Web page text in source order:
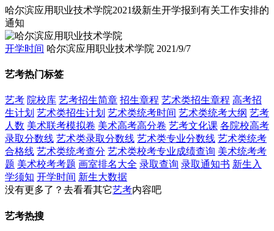
哈尔滨应用职业技术学院2021级新生开学报到有关工作安排的
通知
开学时间 哈尔滨应用职业技术学院 2021/9/7
艺考热门标签
艺考 院校库 艺考招生简章 招生章程 艺术类招生章程 高考招
生计划 艺术类招生计划 艺术类统考时间 艺术类统考大纲 艺考
人数 美术联考模拟卷 美术高考高分卷 艺考文化课 各院校高考
录取分数线 艺术类录取分数线 艺术类专业分数线 艺术类统考
合格线 艺术类统考查分 艺术类校考专业成绩查询 美术统考考
题 美术校考考题 画室排名大全 录取查询 录取通知书 新生入
学须知 开学时间 新生大数据
没有更多了？去看看其它艺考内容吧
艺考热搜